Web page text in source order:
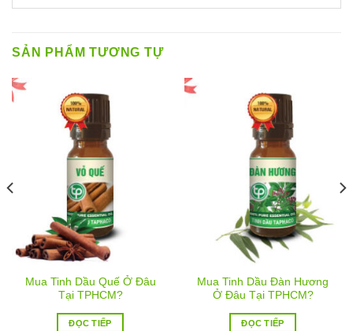
SẢN PHẨM TƯƠNG TỰ
Mua Tinh Dầu Quế Ở Đâu
Tại TPHCM?
ĐỌC TIẾP
Mua Tinh Dầu Đàn Hương
Ở Đâu Tại TPHCM?
ĐỌC TIẾP